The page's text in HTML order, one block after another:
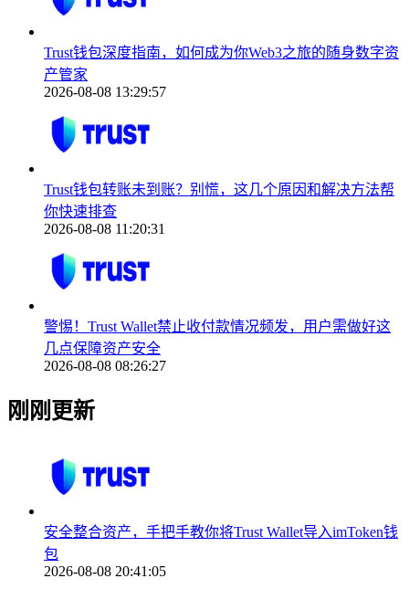
Trust钱包深度指南，如何成为你Web3之旅的随身数字资
产管家
2026-08-08 13:29:57
Trust钱包转账未到账？别慌，这几个原因和解决方法帮
你快速排查
2026-08-08 11:20:31
警惕！Trust Wallet禁止收付款情况频发，用户需做好这
几点保障资产安全
2026-08-08 08:26:27
刚刚更新
安全整合资产，手把手教你将Trust Wallet导入imToken钱
包
2026-08-08 20:41:05